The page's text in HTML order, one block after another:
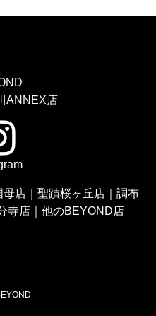
ANNEX店
母店 ｜ 聖蹟桜ヶ丘店 ｜ 調布
寺店｜ 他のBEYOND店